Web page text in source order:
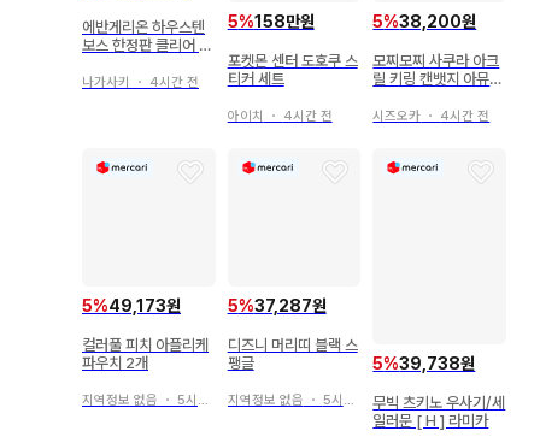
에반게리온 하우스텐
보스 한정판 클리어 파
1장 세트
나가사키 ・ 4시간 전
5%158만원
포켓몬 센터 도호쿠 스
티커 세트
아이치 ・ 4시간 전
5%38,200원
모찌모찌 사쿠라 아크
릴 키링 캔뱃지 아뮤돌
시즈오카 ・ 4시간 전
5%49,173원
컬러풀 피치 아플리케
파우치 2개
지역정보 없음 ・ 5시간 전
5%37,287원
디즈니 머리띠 블랙 스
팽글
지역정보 없음 ・ 5시간 전
5%39,738원
무빅 츠키노 우사기/세
일러문 [ H ] 라미카